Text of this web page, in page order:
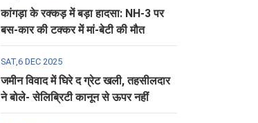
कांगड़ा के रक्कड़ में बड़ा हादसा: NH-3 पर
बस-कार की टक्कर में मां-बेटी की मौत
SAT,6 DEC 2025
जमीन विवाद में घिरे द ग्रेट खली, तहसीलदार
ने बोले- सेलिब्रिटी कानून से ऊपर नहीं